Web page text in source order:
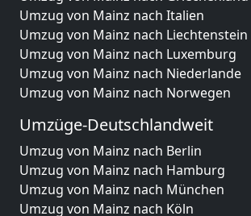
Umzug von Mainz nach Italien
Umzug von Mainz nach Liechtenstein
Umzug von Mainz nach Luxemburg
Umzug von Mainz nach Niederlande
Umzug von Mainz nach Norwegen
Umzüge-Deutschlandweit
Umzug von Mainz nach Berlin
Umzug von Mainz nach Hamburg
Umzug von Mainz nach München
Umzug von Mainz nach Köln